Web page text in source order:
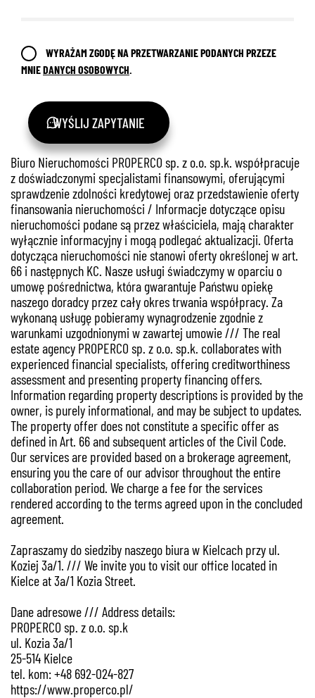
WYRAŻAM ZGODĘ NA PRZETWARZANIE PODANYCH PRZEZE
MNIEDANYCH OSOBOWYCH
WYŚLIJ ZAPYTANIE
Biuro Nieruchomości PROPERCO sp. z o.o. sp.k. współpracuje
z doświadczonymi specjalistami finansowymi, oferującymi
sprawdzenie zdolności kredytowej oraz przedstawienie oferty
finansowania nieruchomości / Informacje dotyczące opisu
nieruchomości podane są przez właściciela, mają charakter
wyłącznie informacyjny i mogą podlegać aktualizacji. Oferta
dotycząca nieruchomości nie stanowi oferty określonej w art.
66 i następnych KC. Nasze usługi świadczymy w oparciu o
umowę pośrednictwa, która gwarantuje Państwu opiekę
naszego doradcy przez cały okres trwania współpracy. Za
wykonaną usługę pobieramy wynagrodzenie zgodnie z
warunkami uzgodnionymi w zawartej umowie /// The real
estate agency PROPERCO sp. z o.o. sp.k. collaborates with
experienced financial specialists, offering creditworthiness
assessment and presenting property financing offers.
Information regarding property descriptions is provided by the
owner, is purely informational, and may be subject to updates.
The property offer does not constitute a specific offer as
defined in Art. 66 and subsequent articles of the Civil Code.
Our services are provided based on a brokerage agreement,
ensuring you the care of our advisor throughout the entire
collaboration period. We charge a fee for the services
rendered according to the terms agreed upon in the concluded
agreement.
Zapraszamy do siedziby naszego biura w Kielcach przy ul.
Koziej 3a/1. /// We invite you to visit our office located in
Kielce at 3a/1 Kozia Street.
Dane adresowe /// Address details:
PROPERCO sp. z o.o. sp.k
ul. Kozia 3a/1
25-514 Kielce
tel. kom: +48 692-024-827
https://www.properco.pl/